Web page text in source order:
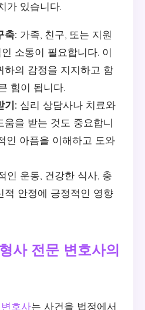
가 있습니다.
축: 가족, 친구, 또는 지원
소통이 필요합니다. 이
하의 감정을 지지하고 함
힘이 됩니다.
기: 심리 상담사나 치료와
움을 받는 것도 중요합니
인 아픔을 이해하고 도와
인 운동, 건강한 식사, 충
적 안정에 긍정적인 영향
사 전문 변호사의
호사는 사건을 법정에서